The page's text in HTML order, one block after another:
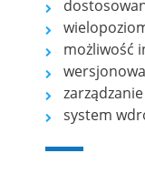
możliwość
system